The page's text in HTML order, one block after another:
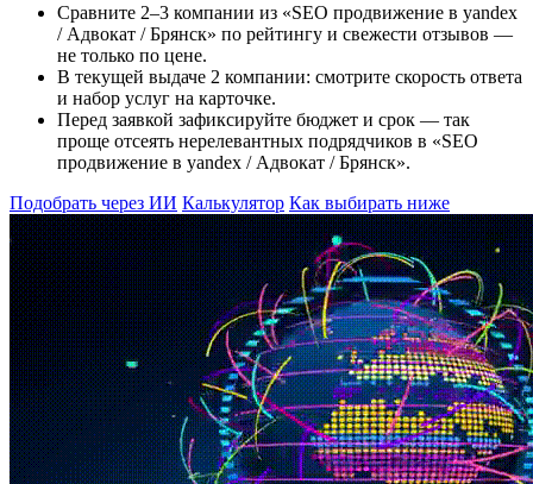
Сравните 2–3 компании из «SEO продвижение в yandex
/ Адвокат / Брянск» по рейтингу и свежести отзывов —
не только по цене.
В текущей выдаче 2 компании: смотрите скорость ответа
и набор услуг на карточке.
Перед заявкой зафиксируйте бюджет и срок — так
проще отсеять нерелевантных подрядчиков в «SEO
продвижение в yandex / Адвокат / Брянск».
Подобрать через ИИ Калькулятор Как выбирать ниже